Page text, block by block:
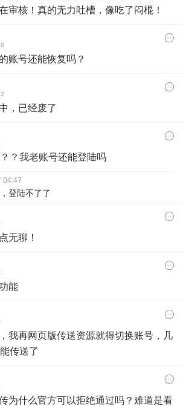
审核！真的无力吐槽，像吃了闷棍！
账号还能恢复吗？
，已经废了
？我老账号还能登陆吗
04:47
登陆不了了
无聊！
能
我再网页版传送资源就得切换账号，几
传送了
为什么官方可以拒绝通过吗？难道是看